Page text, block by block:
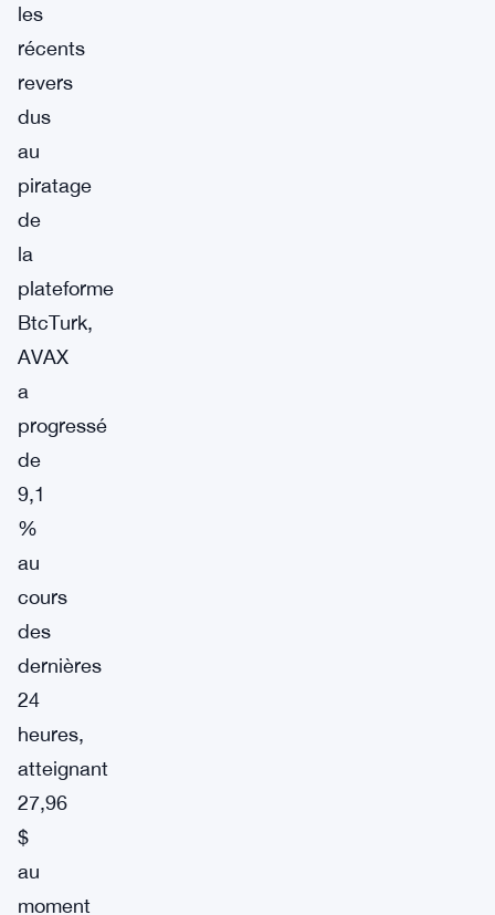
les
récents
revers
dus
au
piratage
de
la
plateforme
BtcTurk,
AVAX
a
progressé
de
9,1
%
au
cours
des
dernières
24
heures,
atteignant
27,96
$
au
moment